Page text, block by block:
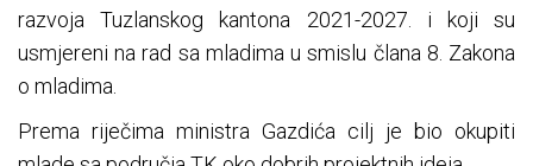
razvoja Tuzlanskog kantona 2021-2027. i koji su
usmjereni na rad sa mladima u smislu člana 8. Zakona
o mladima.
Prema riječima ministra Gazdića cilj je bio okupiti